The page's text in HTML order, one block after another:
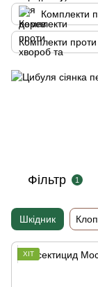
Комплекти
Комплекти проти
Фільтр 1
Шкідник Клоп
ХІТ